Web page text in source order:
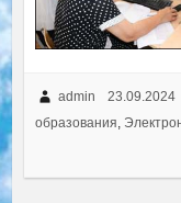
admin 23.09.2024
образования,